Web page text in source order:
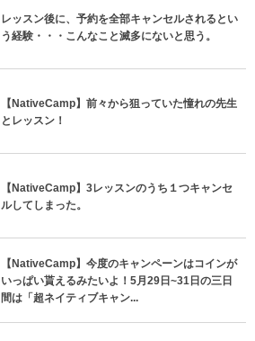
レッスン後に、予約を全部キャンセルされるとい
う経験・・・こんなこと滅多にないと思う。
【NativeCamp】前々から狙っていた憧れの先生
とレッスン！
【NativeCamp】3レッスンのうち１つキャンセ
ルしてしまった。
【NativeCamp】今度のキャンペーンはコインが
いっぱい貰えるみたいよ！5月29日~31日の三日
間は「超ネイティブキャン...